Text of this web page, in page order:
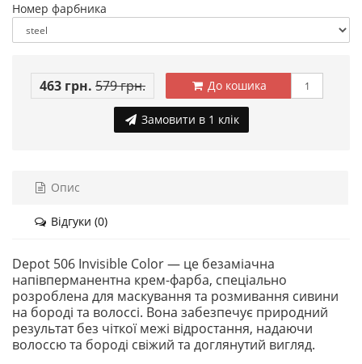
Номер фарбника
463 грн. 579 грн. До кошика
Замовити в 1 клік
Опис
Відгуки (0)
Depot 506 Invisible Color — це безаміачна
напівперманентна крем-фарба, спеціально
розроблена для маскування та розмивання сивини
на бороді та волоссі. Вона забезпечує природний
результат без чіткої межі відростання, надаючи
волоссю та бороді свіжий та доглянутий вигляд.